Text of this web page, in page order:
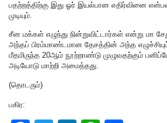
பதற்றத்திற்கு இது ஓர் இயல்பான எதிர்வினை
முடியும்.
சீன மக்கள் எழுந்து நின்றுவிட்டார்கள் என்று மா
அந்தப் பிரம்மாண்டமான தேசத்தின் அந்த
மீதமிருந்த 20ஆம் நூற்றாண்டு முழுவதற்கும்
அடியோடு மாற்றி அமைத்தது.
(தொடரும்)
பகிர: